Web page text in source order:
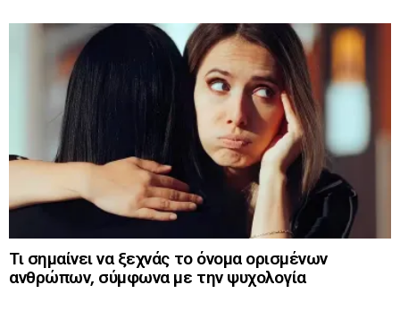
Τι σημαίνει να ξεχνάς το όνομα ορισμένων
ανθρώπων, σύμφωνα με την ψυχολογία